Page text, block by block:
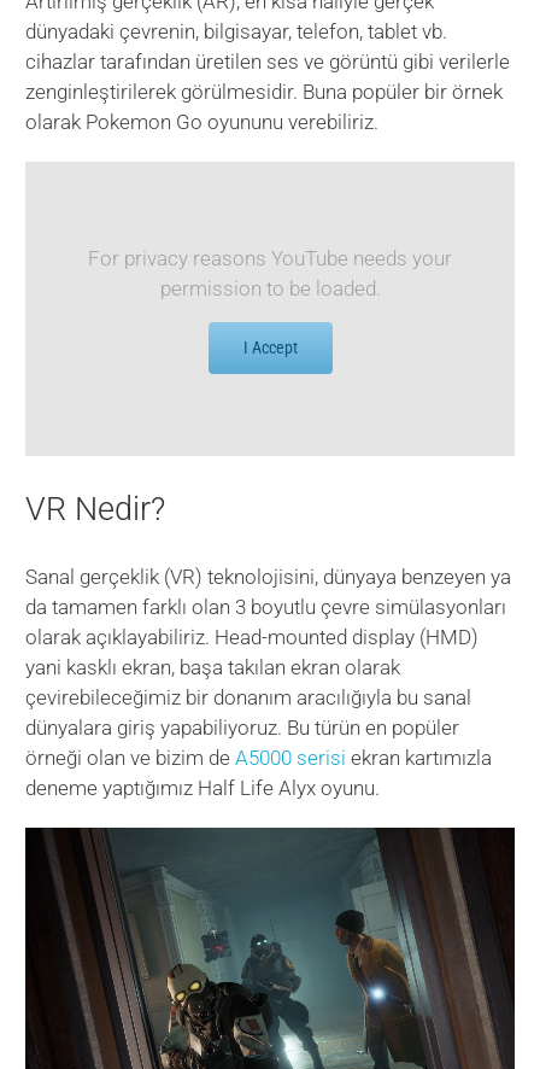
dünyadaki çevrenin, bilgisayar, telefon, tablet vb.
cihazlar tarafından üretilen ses ve görüntü gibi verilerle
zenginleştirilerek görülmesidir. Buna popüler bir örnek
olarak Pokemon Go oyununu verebiliriz.
For privacy reasons YouTube needs your
permission to be loaded.
I Accept
VR Nedir?
Sanal gerçeklik (VR) teknolojisini, dünyaya benzeyen ya
da tamamen farklı olan 3 boyutlu çevre simülasyonları
olarak açıklayabiliriz. Head-mounted display (HMD)
yani kasklı ekran, başa takılan ekran olarak
çevirebileceğimiz bir donanım aracılığıyla bu sanal
dünyalara giriş yapabiliyoruz. Bu türün en popüler
örneği olan ve bizim deA5000 serisi ekran kartımızla
deneme yaptığımız Half Life Alyx oyunu.